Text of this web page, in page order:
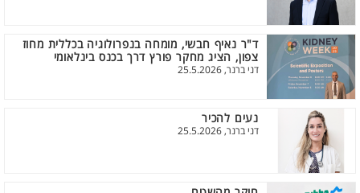
ד"ר נאיף חבשי, מומחה בנפרולוגיה בכללית מחוז
צפון, הציג מחקר פורץ דרך בכנס בינלאומי
דני ברנר, 25.5.2026
נעים להכיר
דני ברנר, 25.5.2026